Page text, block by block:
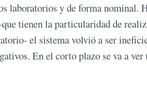
laboratorios y de forma nominal.
tienen la particularidad de
el sistema volvió a ser
En el corto plazo se va a